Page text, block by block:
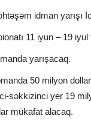
idman yarışı
11 iyun – 19
yarışacaq.
50 milyon
səkkizinci yer 19
mükafat alacaq.